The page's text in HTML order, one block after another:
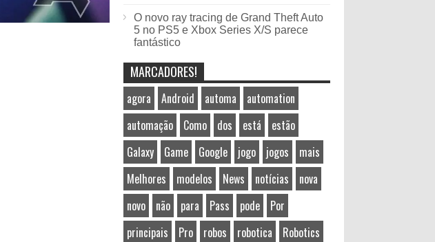
O novo ray tracing de Grand Theft Auto
5 no PS5 e Xbox Series X/S parece
fantástico
MARCADORES!
agora Android automa
automation
automação
Como dos está
estão
Galaxy
Game Google jogo jogos
mais
Melhores
modelos News notícias
nova
novo
não para Pass pode
Por
principais
Pro robos robotica
Robotics